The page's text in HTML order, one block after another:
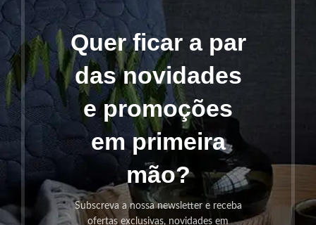
Quer ficar a par
das novidades
e promoções
em primeira
mão?
Subscreva a nossa newsletter e receba
ofertas exclusivas, novidades em